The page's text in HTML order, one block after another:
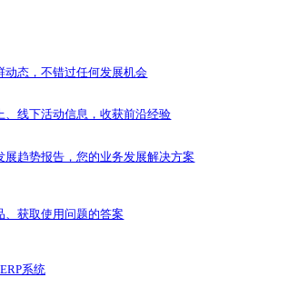
新线上、线下活动信息，收获前沿经验
电商发展趋势报告，您的业务发展解决方案